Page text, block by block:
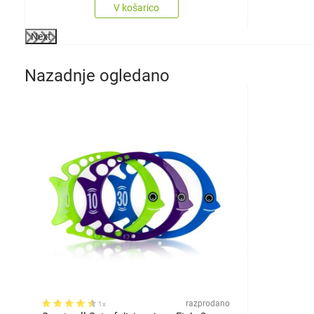
V košarico
Next
Nazadnje ogledano
1x razprodano